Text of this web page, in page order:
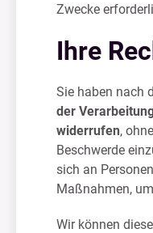
Zwecke
Ihre
Sie haben nach
der
widerrufen,
Beschwerde
sich an
Maßnahmen,
Wir können